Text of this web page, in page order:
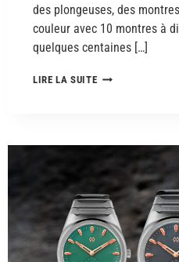
des plongeuses, des
couleur avec 10 montres à
quelques centaines […]
LIRE LA SUITE